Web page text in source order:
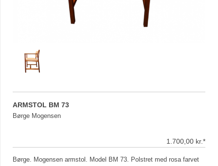
ARMSTOL BM 73
Børge Mogensen
1.700,00 kr.*
Børge. Mogensen armstol. Model BM 73. Polstret med rosa farvet